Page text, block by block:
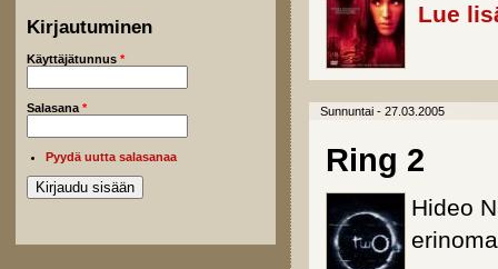
Kirjautuminen
Käyttäjätunnus *
Salasana *
Pyydä uutta salasanaa
Lue
Sunnuntai - 27.03.2005
Ring 2
Hideo